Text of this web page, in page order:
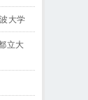
大学
立大